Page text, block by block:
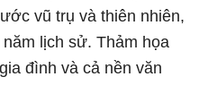
vũ trụ và thiên nhiên,
lịch sử. Thảm họa
đình và cả nền văn